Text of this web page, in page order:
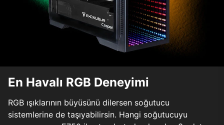
En Havalı RGB Deneyimi
RGB ışıklarının büyüsünü dilersen soğutucu
sistemlerine de taşıyabilirsin. Hangi soğutucuyu